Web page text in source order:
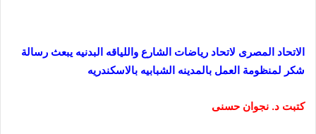
الاتحاد المصرى لاتحاد رياضات الشارع واللياقه البدنيه يبعث رسالة
شكر لمنظومة العمل بالمدينه الشبابيه بالاسكندريه
كتبت د. نجوان حسنى